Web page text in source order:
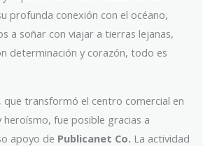
profunda conexión con el océano,
a soñar con viajar a tierras lejanas,
determinación y corazón, todo es
que transformó el centro comercial en
fue posible gracias a
apoyo de Publicanet Co. La actividad